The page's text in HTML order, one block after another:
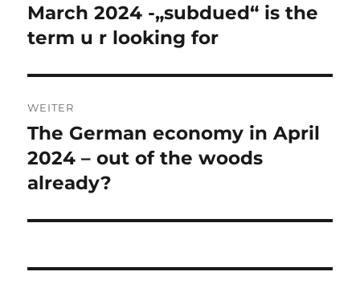
Beitrag:
March 2024 -„subdued“ is the
term u r looking for
WEITER
Nächster
Beitrag:
The German economy in April
2024 – out of the woods
already?